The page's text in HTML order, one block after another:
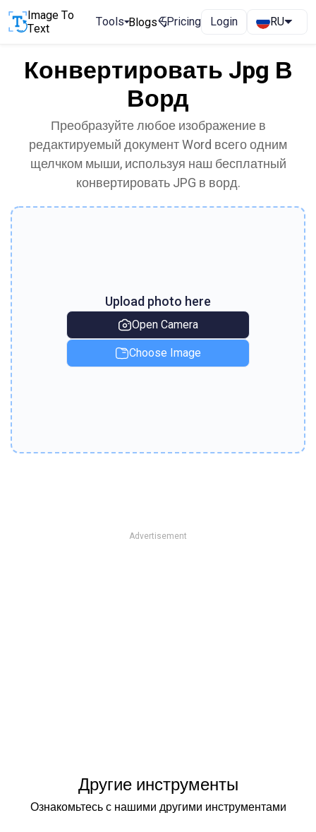
Image To
Text
Tools Blogs Pricing Login RU
Конвертировать Jpg В
Ворд
Преобразуйте любое изображение в
редактируемый документ Word всего одним
щелчком мыши, используя наш бесплатный
конвертировать JPG в ворд.
Upload photo here
Open Camera
Choose Image
Advertisement
Другие инструменты
Ознакомьтесь с нашими другими инструментами